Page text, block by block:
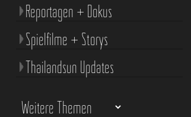
Reportagen + Dokus
Spielfilme + Storys
Thailandsun Updates